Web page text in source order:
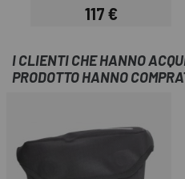
Prezzo
117 €
I CLIENTI CHE HANNO
PRODOTTO HANNO